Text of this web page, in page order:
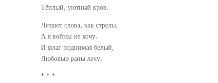
Тёплый, уютный кров.
Летают слова, как стрелы.
А я войны не хочу.
И флаг поднимая белый,
Любовью раны лечу.
* * *